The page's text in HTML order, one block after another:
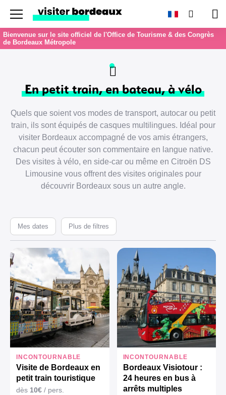
Menu
Bienvenue sur le site officiel de l'Office de Tourisme & des Congrès
de Bordeaux Métropole
En petit train, en bateau, à vélo
Quels que soient vos modes de transport, autocar ou petit
train, ils sont équipés de casques multilingues. Idéal pour
visiter Bordeaux accompagné de vos amis étrangers,
chacun peut écouter son commentaire en langue native.
Des visites à vélo, en side-car ou même en Citroën DS
Limousine vous offrent des visites originales pour
découvrir Bordeaux sous un autre angle.
Mes dates Plus de filtres
INCONTOURNABLE
Visite de Bordeaux en
petit train touristique
dès 10€ / pers.
INCONTOURNABLE
Bordeaux Visiotour :
24 heures en bus à
arrêts multiples